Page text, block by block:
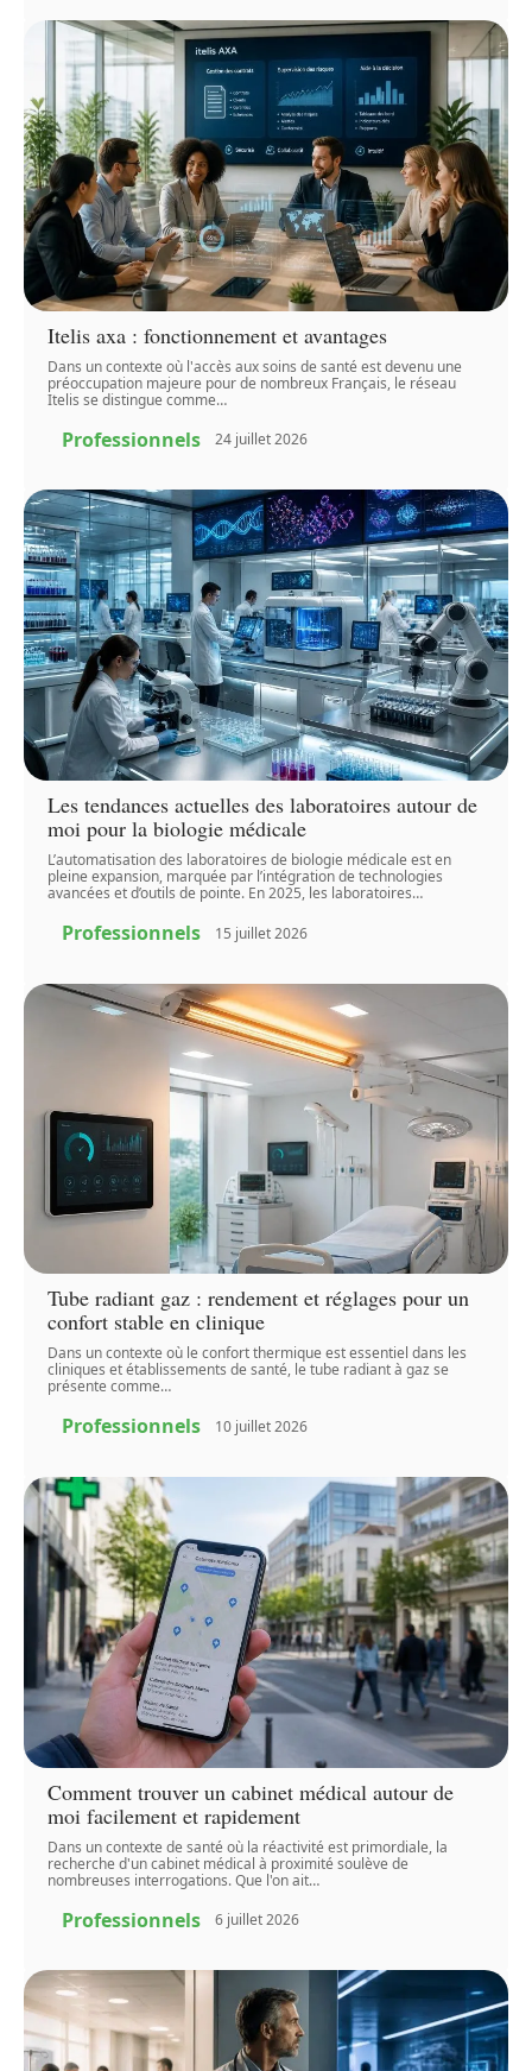
Itelis axa : fonctionnement et avantages
Dans un contexte où l'accès aux soins de santé est devenu une
préoccupation majeure pour de nombreux Français, le réseau
Itelis se distingue comme…
Professionnels 24 juillet 2026
Les tendances actuelles des laboratoires autour de
moi pour la biologie médicale
L’automatisation des laboratoires de biologie médicale est en
pleine expansion, marquée par l’intégration de technologies
avancées et d’outils de pointe. En 2025, les laboratoires…
Professionnels 15 juillet 2026
Tube radiant gaz : rendement et réglages pour un
confort stable en clinique
Dans un contexte où le confort thermique est essentiel dans les
cliniques et établissements de santé, le tube radiant à gaz se
présente comme…
Professionnels 10 juillet 2026
Comment trouver un cabinet médical autour de
moi facilement et rapidement
Dans un contexte de santé où la réactivité est primordiale, la
recherche d'un cabinet médical à proximité soulève de
nombreuses interrogations. Que l'on ait…
Professionnels 6 juillet 2026